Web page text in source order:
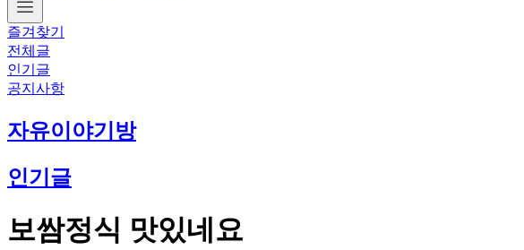
즐겨찾기
전체글
인기글
공지사항
자유이야기방
인기글
보쌈정식 맛있네요